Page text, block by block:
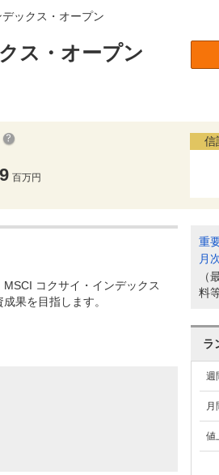
ックス・オープン
ス・オープン
百万円
信
コクサイ・インデックス
果を目指します。
重
月
（
料
ラ
週
月
値